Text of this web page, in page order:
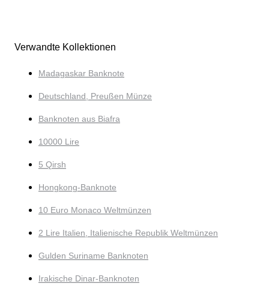
Verwandte Kollektionen
Madagaskar Banknote
Deutschland, Preußen Münze
Banknoten aus Biafra
10000 Lire
5 Qirsh
Hongkong-Banknote
10 Euro Monaco Weltmünzen
2 Lire Italien, Italienische Republik Weltmünzen
Gulden Suriname Banknoten
Irakische Dinar-Banknoten